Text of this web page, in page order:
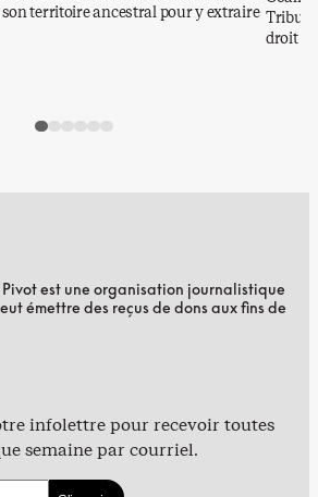
territoire ancestral pour y extraire
droit
est une organisation journalistique
émettre des reçus de dons aux fins de
infolettre pour recevoir toutes
semaine par courriel.